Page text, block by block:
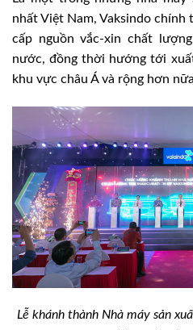
nhất Việt Nam, Vaksindo chính
cấp nguồn vắc-xin chất
nước, đồng thời hướng tới
khu vực châu Á và rộng hơn
Lễ khánh thành Nhà máy sản